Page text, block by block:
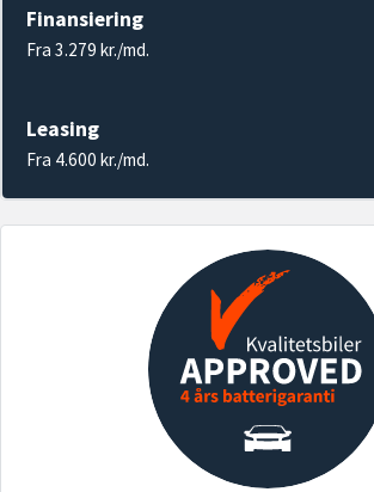
Finansiering
Fra 3.279 kr./md.
Leasing
Fra 4.600 kr./md.